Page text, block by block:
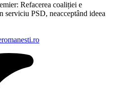
Refacerea coaliției e
PSD, neacceptând ideea